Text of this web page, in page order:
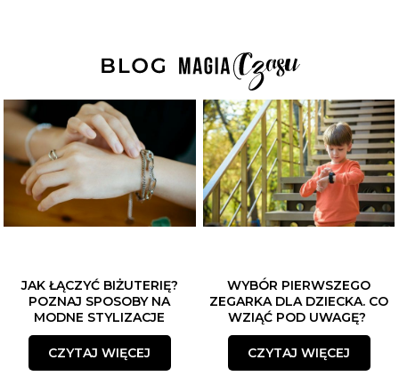
JAK ŁĄCZYĆ BIŻUTERIĘ?
POZNAJ SPOSOBY NA
MODNE STYLIZACJE
CZYTAJ WIĘCEJ
WYBÓR PIERWSZEGO
ZEGARKA DLA DZIECKA. CO
WZIĄĆ POD UWAGĘ?
CZYTAJ WIĘCEJ